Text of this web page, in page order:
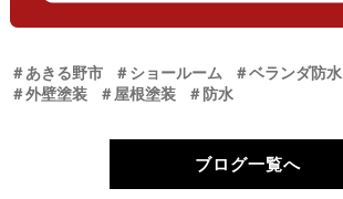
＃あきる野市 ＃ショールーム ＃ベランダ防水
＃外壁塗装
＃屋根塗装 ＃防水
ブログ一覧へ